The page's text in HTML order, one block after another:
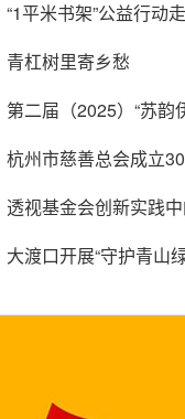
“1平米书架”公益行动
青杠树里寄乡愁
第二届（2025）“苏韵
杭州市慈善总会成立
透视基金会创新实践
大渡口开展“守护青山